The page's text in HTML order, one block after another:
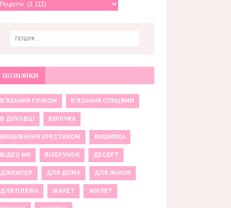
ПОЗНАЧКИ
В'ЯЗАННЯ ГАЧКОМ В'ЯЗАННЯ СПИЦЯМИ
В ДУХОВЦІ ВИПІЧКА
ВИШИВАННЯ ХРЕСТИКОМ ВИШИВКА
ВІДЕО МК ВІЗЕРУНОК ДЕСЕРТ
ДЖЕМПЕР ДЛЯ ДОМУ ДЛЯ ЖІНОК
ДЛЯ ПЛЯЖА ЖАКЕТ ЖИЛЕТ